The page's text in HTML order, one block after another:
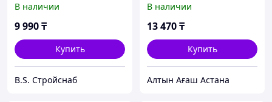
В наличии
9 990₸
Купить
B.S. Стройснаб
7380) плотность 15
В наличии
13 470₸
Купить
Алтын Ағаш Астана